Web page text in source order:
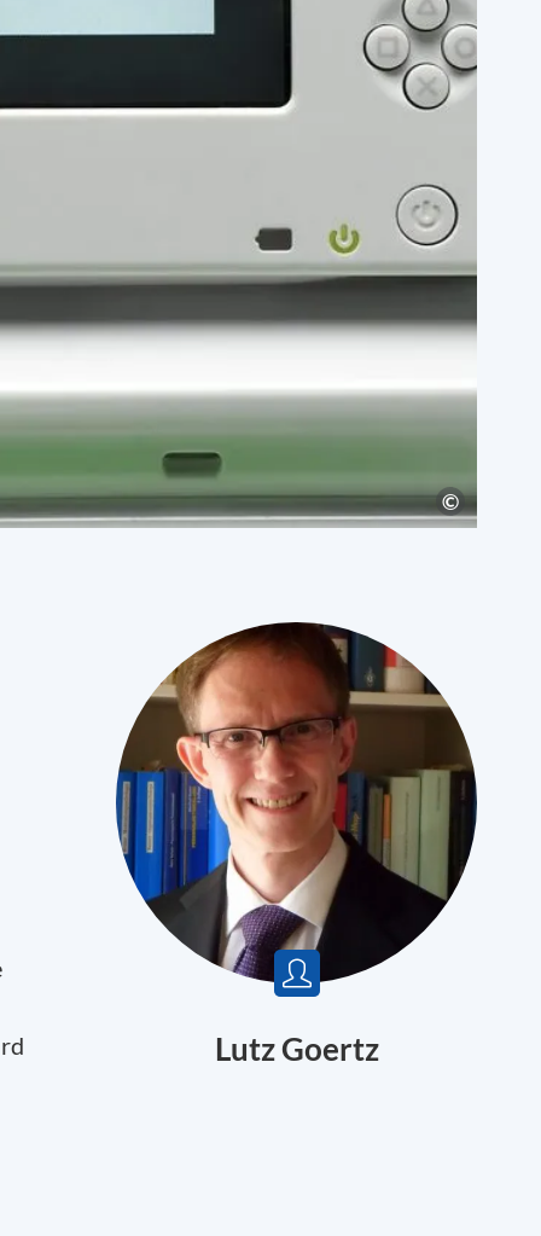
Lutz Goertz